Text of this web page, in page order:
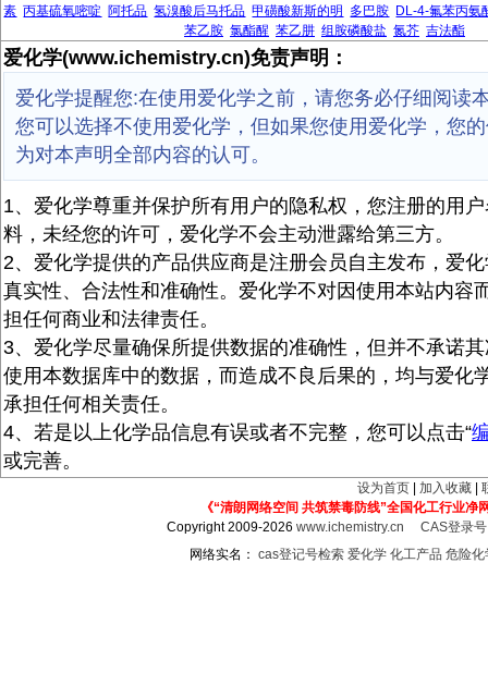
素 丙基硫氧嘧啶 阿托品 氢溴酸后马托品 甲磺酸新斯的明 多巴胺 DL-4-氟苯丙氨
苯乙胺 氯酯醒 苯乙肼 组胺磷酸盐 氮芥 吉法酯
爱化学(www.ichemistry.cn)免责声明：
爱化学提醒您:在使用爱化学之前，请您务必仔细阅读
您可以选择不使用爱化学，但如果您使用爱化学，您
为对本声明全部内容的认可。
1、爱化学尊重并保护所有用户的隐私权，您注册的用
料，未经您的许可，爱化学不会主动泄露给第三方。
2、爱化学提供的产品供应商是注册会员自主发布，爱
真实性、合法性和准确性。爱化学不对因使用本站内容
担任何商业和法律责任。
3、爱化学尽量确保所提供数据的准确性，但并不承诺
使用本数据库中的数据，而造成不良后果的，均与爱化
承担任何相关责任。
4、若是以上化学品信息有误或者不完整，您可以点击“
或完善。
设为首页 加入收藏
《“清朗网络空间 共筑禁毒防线”全国化工行业净
Copyright 2009-2026www.ichemistry.cn
CAS登录
网络实名： cas登记号检索 爱化学 化工产品 危险化